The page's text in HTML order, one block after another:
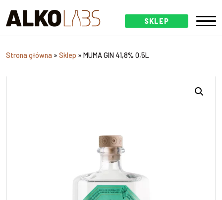
SKLEP
Strona główna » Sklep » MUMA GIN 41,8% 0,5L